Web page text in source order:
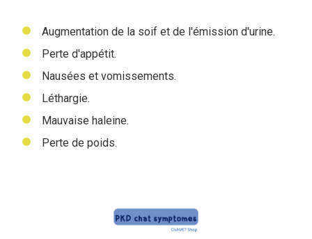
Augmentation de la soif et de l'émission d'urine.
Perte d'appétit.
Nausées et vomissements.
Léthargie.
Mauvaise haleine.
Perte de poids.